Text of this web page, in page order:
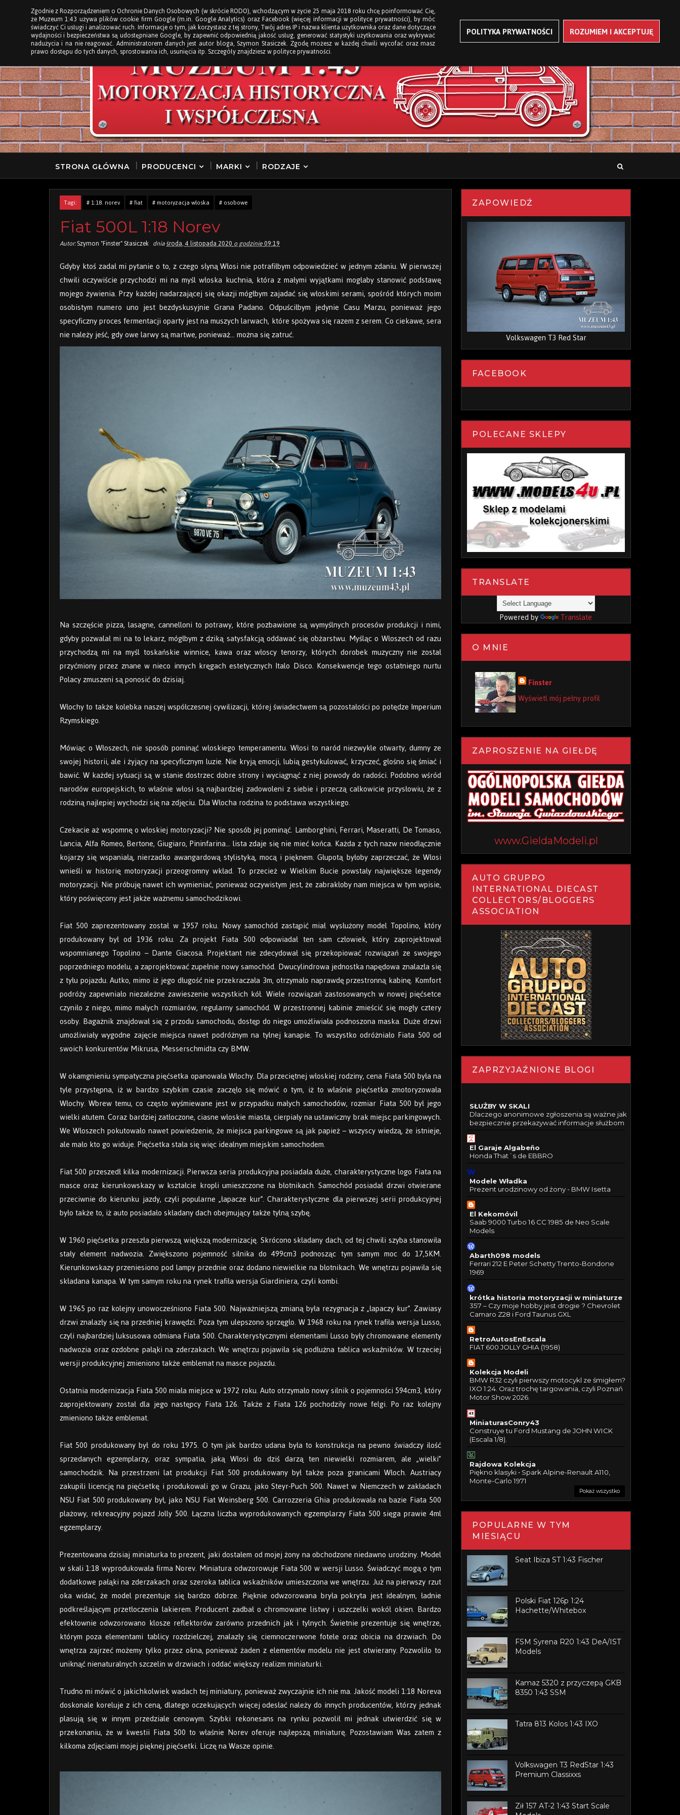
STRONA GŁÓWNA
STRONA GŁÓWNA PRODUCENCI MARKI RODZAJE
Tagi: # 1:18. norev # fiat # motoryzacja włoska # osobowe
Fiat 500L 1:18 Norev
Autor:Szymon "Finster" Stasiczek dniaśroda, 4 listopada 2020o godzinie09:19
Gdyby ktoś zadał mi pytanie o to, z czego słyną Włosi nie potrafiłbym odpowiedzieć w jednym zdaniu. W pierwszej
chwili oczywiście przychodzi mi na myśl włoska kuchnia, która z małymi wyjątkami mogłaby stanowić podstawę
mojego żywienia. Przy każdej nadarzającej się okazji mógłbym zajadać się włoskimi serami, spośród których moim
osobistym numero uno jest bezdyskusyjnie Grana Padano. Odpuściłbym jedynie Casu Marzu, ponieważ jego
specyficzny proces fermentacji oparty jest na muszych larwach, które spożywa się razem z serem. Co ciekawe, sera
nie należy jeść, gdy owe larwy są martwe, ponieważ… można się zatruć.
Na szczęście pizza, lasagne, cannelloni to potrawy, które pozbawione są wymyślnych procesów produkcji i nimi,
gdyby pozwalał mi na to lekarz, mógłbym z dziką satysfakcją oddawać się obżarstwu. Myśląc o Włoszech od razu
przychodzą mi na myśl toskańskie winnice, kawa oraz włoscy tenorzy, których dorobek muzyczny nie został
przyćmiony przez znane w nieco innych kręgach estetycznych Italo Disco. Konsekwencje tego ostatniego nurtu
Polacy zmuszeni są ponosić do dzisiaj.
Włochy to także kolebka naszej współczesnej cywilizacji, której świadectwem są pozostałości po potędze Imperium
Rzymskiego.
Mówiąc o Włoszech, nie sposób pominąć włoskiego temperamentu. Włosi to naród niezwykle otwarty, dumny ze
swojej historii, ale i żyjący na specyficznym luzie. Nie kryją emocji, lubią gestykulować, krzyczeć, głośno się śmiać i
bawić. W każdej sytuacji są w stanie dostrzec dobre strony i wyciągnąć z niej powody do radości. Podobno wśród
narodów europejskich, to właśnie włosi są najbardziej zadowoleni z siebie i przeczą całkowicie przysłowiu, że z
rodziną najlepiej wychodzi się na zdjęciu. Dla Włocha rodzina to podstawa wszystkiego.
Czekacie aż wspomnę o włoskiej motoryzacji? Nie sposób jej pominąć. Lamborghini, Ferrari, Maseratti, De Tomaso,
Lancia, Alfa Romeo, Bertone, Giugiaro, Pininfarina… lista zdaje się nie mieć końca. Każda z tych nazw nieodłącznie
kojarzy się wspaniałą, nierzadko awangardową stylistyką, mocą i pięknem. Głupotą byłoby zaprzeczać, że Włosi
wnieśli w historię motoryzacji przeogromny wkład. To przecież w Wielkim Bucie powstały największe legendy
motoryzacji. Nie próbuję nawet ich wymieniać, ponieważ oczywistym jest, że zabrakłoby nam miejsca w tym wpisie,
który poświęcony jest jakże ważnemu samochodzikowi.
Fiat 500 zaprezentowany został w 1957 roku. Nowy samochód zastąpić miał wysłużony model Topolino, który
produkowany był od 1936 roku. Za projekt Fiata 500 odpowiadał ten sam człowiek, który zaprojektował
wspomnianego Topolino – Dante Giacosa. Projektant nie zdecydował się przekopiować rozwiązań ze swojego
poprzedniego modelu, a zaprojektować zupełnie nowy samochód. Dwucylindrowa jednostka napędowa znalazła się
z tyłu pojazdu. Autko, mimo iż jego długość nie przekraczała 3m, otrzymało naprawdę przestronną kabinę. Komfort
podróży zapewniało niezależne zawieszenie wszystkich kół. Wiele rozwiązań zastosowanych w nowej pięćsetce
czyniło z niego, mimo małych rozmiarów, regularny samochód. W przestronnej kabinie zmieścić się mogły cztery
osoby. Bagażnik znajdował się z przodu samochodu, dostęp do niego umożliwiała podnoszona maska. Duże drzwi
umożliwiały wygodne zajęcie miejsca nawet podróżnym na tylnej kanapie. To wszystko odróżniało Fiata 500 od
swoich konkurentów Mikrusa, Messerschmidta czy BMW.
W okamgnieniu sympatyczna pięćsetka opanowała Włochy. Dla przeciętnej włoskiej rodziny, cena Fiata 500 była na
tyle przystępna, iż w bardzo szybkim czasie zaczęło się mówić o tym, iż to właśnie pięćsetka zmotoryzowała
Włochy. Wbrew temu, co często wyśmiewane jest w przypadku małych samochodów, rozmiar Fiata 500 był jego
wielki atutem. Coraz bardziej zatłoczone, ciasne włoskie miasta, cierpiały na ustawiczny brak miejsc parkingowych.
We Włoszech pokutowało nawet powiedzenie, że miejsca parkingowe są jak papież – wszyscy wiedzą, że istnieje,
ale mało kto go widuje. Pięćsetka stała się więc idealnym miejskim samochodem.
Fiat 500 przeszedł kilka modernizacji. Pierwsza seria produkcyjna posiadała duże, charakterystyczne logo Fiata na
masce oraz kierunkowskazy w kształcie kropli umieszczone na błotnikach. Samochód posiadał drzwi otwierane
przeciwnie do kierunku jazdy, czyli popularne „łapacze kur”. Charakterystyczne dla pierwszej serii produkcyjnej
było także to, iż auto posiadało składany dach obejmujący także tylną szybę.
W 1960 pięćsetka przeszła pierwszą większą modernizację. Skrócono składany dach, od tej chwili szyba stanowiła
stały element nadwozia. Zwiększono pojemność silnika do 499cm3 podnosząc tym samym moc do 17,5KM.
Kierunkowskazy przeniesiono pod lampy przednie oraz dodano niewielkie na błotnikach. We wnętrzu pojawiła się
składana kanapa. W tym samym roku na rynek trafiła wersja Giardiniera, czyli kombi.
W 1965 po raz kolejny unowocześniono Fiata 500. Najważniejszą zmianą była rezygnacja z „łapaczy kur”. Zawiasy
drzwi znalazły się na przedniej krawędzi. Poza tym ulepszono sprzęgło. W 1968 roku na rynek trafiła wersja Lusso,
czyli najbardziej luksusowa odmiana Fiata 500. Charakterystycznymi elementami Lusso były chromowane elementy
nadwozia oraz ozdobne pałąki na zderzakach. We wnętrzu pojawiła się podłużna tablica wskaźników. W trzeciej
wersji produkcyjnej zmieniono także emblemat na masce pojazdu.
Ostatnia modernizacja Fiata 500 miała miejsce w 1972 roku. Auto otrzymało nowy silnik o pojemności 594cm3, który
zaprojektowany został dla jego następcy Fiata 126. Także z Fiata 126 pochodziły nowe felgi. Po raz kolejny
zmieniono także emblemat.
Fiat 500 produkowany był do roku 1975. O tym jak bardzo udana była to konstrukcja na pewno świadczy ilość
sprzedanych egzemplarzy, oraz sympatia, jaką Włosi do dziś darzą ten niewielki rozmiarem, ale „wielki”
samochodzik. Na przestrzeni lat produkcji Fiat 500 produkowany był także poza granicami Włoch. Austriacy
zakupili licencję na pięćsetkę i produkowali go w Grazu, jako Steyr-Puch 500. Nawet w Niemczech w zakładach
NSU Fiat 500 produkowany był, jako NSU Fiat Weinsberg 500. Carrozzeria Ghia produkowała na bazie Fiata 500
plażowy, rekreacyjny pojazd Jolly 500. Łączna liczba wyprodukowanych egzemplarzy Fiata 500 sięga prawie 4ml
egzemplarzy.
Prezentowana dzisiaj miniaturka to prezent, jaki dostałem od mojej żony na obchodzone niedawno urodziny. Model
w skali 1:18 wyprodukowała firma Norev. Miniatura odwzorowuje Fiata 500 w wersji Lusso. Świadczyć mogą o tym
dodatkowe pałąki na zderzakach oraz szeroka tablica wskaźników umieszczona we wnętrzu. Już na pierwszy rzut
oka widać, że model prezentuje się bardzo dobrze. Pięknie odwzorowana bryła pokryta jest idealnym, ładnie
podkreślającym przetłoczenia lakierem. Producent zadbał o chromowane listwy i uszczelki wokół okien. Bardzo
efektownie odwzorowano klosze reflektorów zarówno przednich jak i tylnych. Świetnie prezentuje się wnętrze,
którym poza elementami tablicy rozdzielczej, znalazły się ciemnoczerwone fotele oraz obicia na drzwiach. Do
wnętrza zajrzeć możemy tylko przez okna, ponieważ żaden z elementów modelu nie jest otwierany. Pozwoliło to
uniknąć nienaturalnych szczelin w drzwiach i oddać większy realizm miniaturki.
Trudno mi mówić o jakichkolwiek wadach tej miniatury, ponieważ zwyczajnie ich nie ma. Jakość modeli 1:18 Noreva
doskonale koreluje z ich ceną, dlatego oczekujących więcej odesłać należy do innych producentów, którzy jednak
plasują się w innym przedziale cenowym. Szybki rekonesans na rynku pozwolił mi jednak utwierdzić się w
przekonaniu, że w kwestii Fiata 500 to właśnie Norev oferuje najlepszą miniaturę. Pozostawiam Was zatem z
kilkoma zdjęciami mojej pięknej pięćsetki. Liczę na Wasze opinie.
ZAPOWIEDŹ
Volkswagen T3 Red Star
FACEBOOK
POLECANE SKLEPY
TRANSLATE
Powered by Translate
O MNIE
Finster
Wyświetl mój pełny profil
ZAPROSZENIE NA GIEŁDĘ
www.GieldaModeli.pl
AUTO GRUPPO
INTERNATIONAL DIECAST
COLLECTORS/BLOGGERS
ASSOCIATION
ZAPRZYJAŹNIONE BLOGI
SŁUŻBY W SKALI
Dlaczego anonimowe zgłoszenia są ważne jak
bezpiecznie przekazywać informacje służbom
El Garaje Algabeño
Honda That´s de EBBRO
Modele Władka
Prezent urodzinowy od żony - BMW Isetta
El Kekomóvil
Saab 9000 Turbo 16 CC 1985 de Neo Scale
Models
Abarth098 models
Ferrari 212 E Peter Schetty Trento-Bondone
1969
krótka historia motoryzacji w miniaturze
357 – Czy moje hobby jest drogie ? Chevrolet
Camaro Z28 i Ford Taunus GXL
RetroAutosEnEscala
FIAT 600 JOLLY GHIA (1958)
Kolekcja Modeli
BMW R32 czyli pierwszy motocykl ze śmigłem?
IXO 1:24. Oraz trochę targowania, czyli Poznań
Motor Show 2026.
MiniaturasConry43
Construye tu Ford Mustang de JOHN WICK
(Escala 1/8).
Rajdowa Kolekcja
Piękno klasyki • Spark Alpine-Renault A110,
Monte-Carlo 1971
Pokaż wszystko
POPULARNE W TYM
MIESIĄCU
Seat Ibiza ST 1:43 Fischer
Polski Fiat 126p 1:24
Hachette/Whitebox
FSM Syrena R20 1:43 DeA/IST
Models
Kamaz 5320 z przyczepą GKB
8350 1:43 SSM
Tatra 813 Kolos 1:43 IXO
Volkswagen T3 RedStar 1:43
Premium Classixxs
Ził 157 AT-2 1:43 Start Scale
Zgodnie z Rozporządzeniem o Ochronie Danych Osobowych (w skrócie RODO), wchodzącym w życie 25 maja 2018 roku chcę poinformować Cię,
że Muzeum 1:43 używa plików cookie firm Google (m.in. Google Analytics) oraz Facebook (więcej informacji w polityce prywatności), by móc
świadczyć Ci usługi i analizować ruch. Informacje o tym, jak korzystasz z tej strony, Twój adres IP i nazwa klienta użytkownika oraz dane dotyczące
wydajności i bezpieczeństwa są udostępniane Google, by zapewnić odpowiednią jakość usług, generować statystyki użytkowania oraz wykrywać
nadużycia i na nie reagować. Administratorem danych jest autor bloga, Szymon Stasiczek. Zgodę możesz w każdej chwili wycofać oraz masz
prawo dostępu do tych danych, sprostowania ich, usunięcia itp. Szczegóły znajdziesz w polityce prywatności.
POLITYKA PRYWATNOŚCI ROZUMIEM I AKCEPTUJĘ